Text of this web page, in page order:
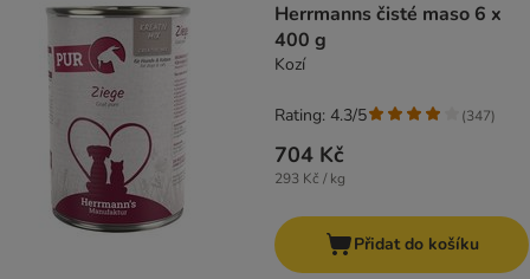
Herrmanns čisté maso 6 x
400 g
Kozí
704 Kč
293 Kč / kg
Rating: 4.3/5 (347)
Přidat do košíku